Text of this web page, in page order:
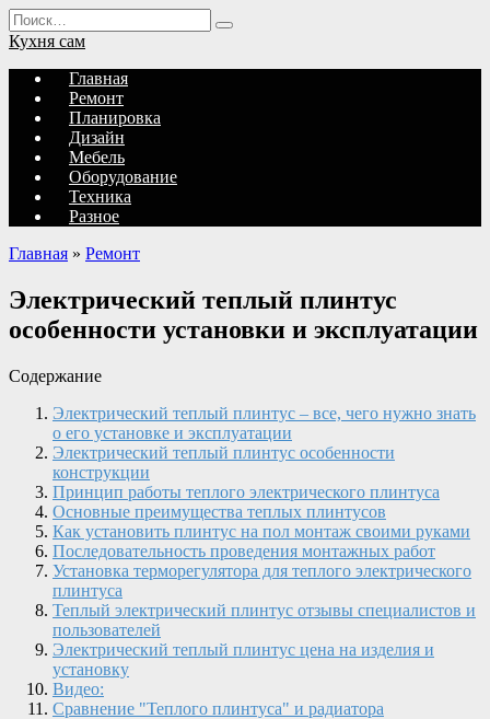
Перейти
к
содержанию
Search
for:
Кухня сам
Главная
Ремонт
Планировка
Дизайн
Мебель
Оборудование
Техника
Разное
Главная » Ремонт
Электрический теплый плинтус
особенности установки и эксплуатации
Содержание
Электрический теплый плинтус – все, чего нужно знать
о его установке и эксплуатации
Электрический теплый плинтус особенности
конструкции
Принцип работы теплого электрического плинтуса
Основные преимущества теплых плинтусов
Как установить плинтус на пол монтаж своими руками
Последовательность проведения монтажных работ
Установка терморегулятора для теплого электрического
плинтуса
Теплый электрический плинтус отзывы специалистов и
пользователей
Электрический теплый плинтус цена на изделия и
установку
Видео:
Сравнение "Теплого плинтуса" и радиатора